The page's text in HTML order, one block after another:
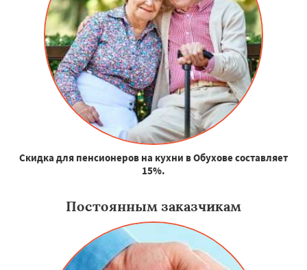
Скидка для пенсионеров на кухни в Обухове составляет
15%.
Постоянным заказчикам